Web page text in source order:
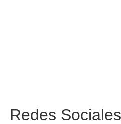
Redes Sociales